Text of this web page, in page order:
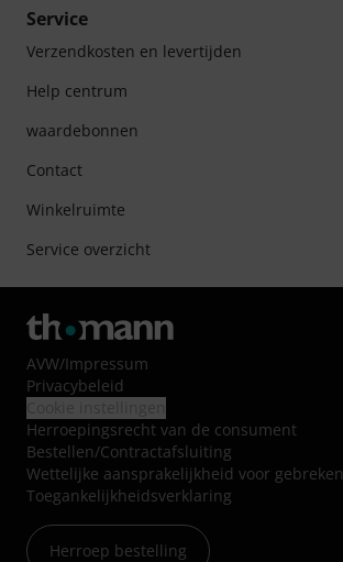
Service
Verzendkosten en levertijden
Help centrum
waardebonnen
Contact
Winkelruimte
Service overzicht
AVW/Impressum
Privacybeleid
Herroepingsrecht van de consument
Bestellen/Contractafsluiting
Wettelijke aansprakelijkheid voor gebreken
Toegankelijkheidsverklaring
Herroep bestelling